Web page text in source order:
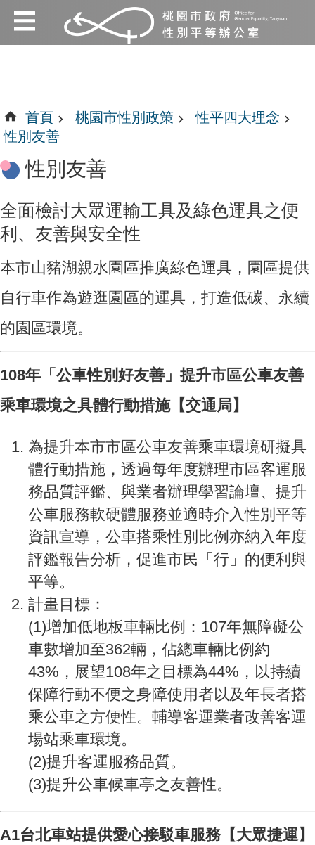
跳到主要內容區塊
:::
:::
首頁 桃園市性別政策
性平四大理念
性別友善
性別友善
全面檢討大眾運輸工具及綠色運具之便
利、友善與安全性
本市山豬湖親水園區推廣綠色運具，園區提供
自行車作為遊逛園區的運具，打造低碳、永續
的園區環境。
108年「公車性別好友善」提升市區公車友善
乘車環境之具體行動措施【交通局】
為提升本市市區公車友善乘車環境研擬具
體行動措施，透過每年度辦理市區客運服
務品質評鑑、與業者辦理學習論壇、提升
公車服務軟硬體服務並適時介入性別平等
資訊宣導，公車搭乘性別比例亦納入年度
評鑑報告分析，促進市民「行」的便利與
平等。
計畫目標：
(1)增加低地板車輛比例：107年無障礙公
車數增加至362輛，佔總車輛比例約
43%，展望108年之目標為44%，以持續
保障行動不便之身障使用者以及年長者搭
乘公車之方便性。輔導客運業者改善客運
場站乘車環境。
(2)提升客運服務品質。
(3)提升公車候車亭之友善性。
A1台北車站提供愛心接駁車服務【大眾捷運】